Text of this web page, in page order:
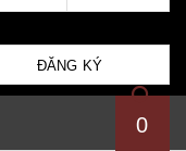
ĐĂNG KÝ
0